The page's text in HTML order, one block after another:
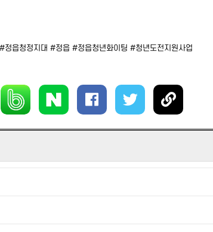
읍청정지대 #정읍 #정읍청년화이팅 #청년도전지원사업